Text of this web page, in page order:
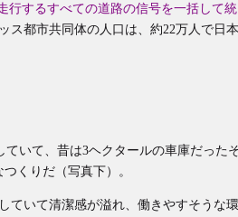
行するすべての道路の信号を一括して統
ス都市共同体の人口は、約22万人で日本
ていて、昔は3ヘクタールの車庫だった
くりだ（写真下）。
ていて清潔感が溢れ、働きやすそうな環